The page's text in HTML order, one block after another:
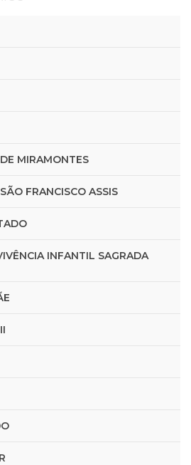
MIRAMONTES
FRANCISCO ASSIS
INFANTIL SAGRADA